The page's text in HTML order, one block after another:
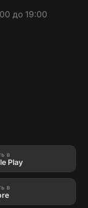
до 19:00
в
Play
в